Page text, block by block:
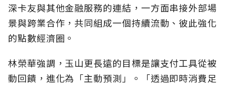
深卡友與其他金融服務的連結，一方面串接外部場
景與跨業合作，共同組成一個持續流動、彼此強化
的點數經濟圈。
林榮華強調，玉山更長遠的目標是讓支付工具從被
動回饋，進化為「主動預測」。「透過即時消費足